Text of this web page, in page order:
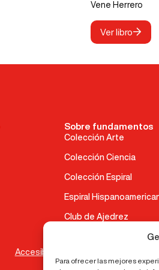
Para ofrecer las mejores
Vene Herrero
Ver libro
Sobre fundamentos
Colección Arte
Colección Ciencia
Colección Espiral
Espiral
Club de Ajedrez
Accesibilidad